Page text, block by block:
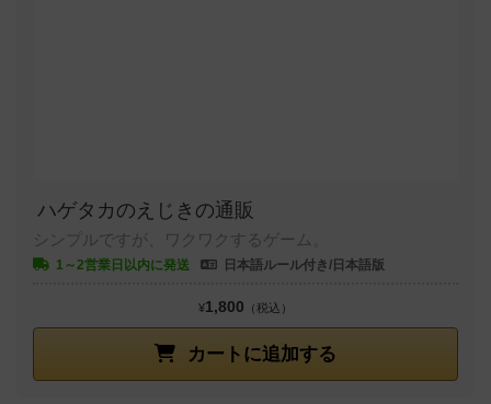
ハゲタカのえじきの通販
シンプルですが、ワクワクするゲーム。
1～2営業日以内に発送 日本語ルール付き/日本語版
カートに追加する
¥1,800 （税込）